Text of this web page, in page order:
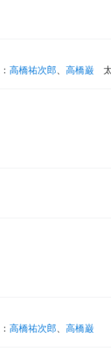
： 高橋祐次郎 高橋巌
： 高橋祐次郎 高橋巌